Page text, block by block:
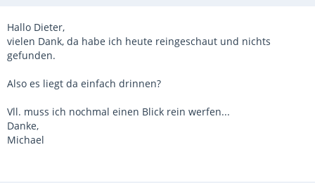
Hallo Dieter,
vielen Dank, da habe ich heute reingeschaut und nichts
gefunden.
Also es liegt da einfach drinnen?
Vll. muss ich nochmal einen Blick rein werfen...
Danke,
Michael